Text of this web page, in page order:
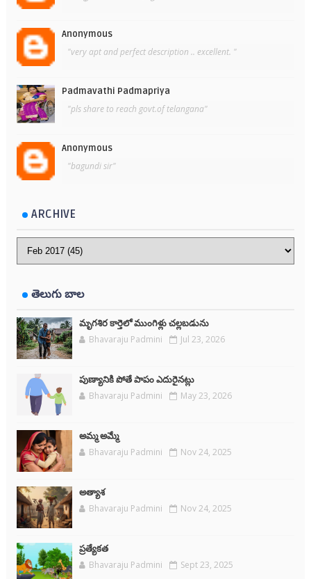
Anonymous
"very apt and perfect description .. excellent. "
Padmavathi Padmapriya
"pls share to reach govt.of telangana"
Anonymous
"bagundi sir"
ARCHIVE
తెలుగు బాల
మృగశిర కార్తెలో ముంగిళ్లు చల్లబడును
Bhavaraju Padmini Jul 23, 2026
పుణ్యానికి పోతే పాపం ఎదురైనట్లు
Bhavaraju Padmini May 23, 2026
అమ్మ అమ్మే
Bhavaraju Padmini Nov 24, 2025
అత్యాశ
Bhavaraju Padmini Nov 24, 2025
ప్రత్యేకత
Bhavaraju Padmini Sept 23, 2025